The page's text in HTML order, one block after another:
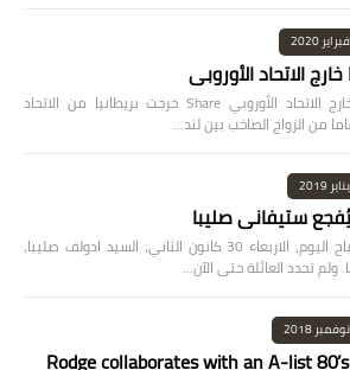
خارج الاتحاد الأوروبي
بريطانيا خارج الاتحاد الأوروبي Share خرجت بريطانيا من الاتحاد
ستيفاني صليبا
توفي صباح اليوم، الاربعاء 30 كانون الثاني، السيد ادولف صليبا،
ولم تحدد العائلة حتى الآن…
Rodge collaborates with an A-list